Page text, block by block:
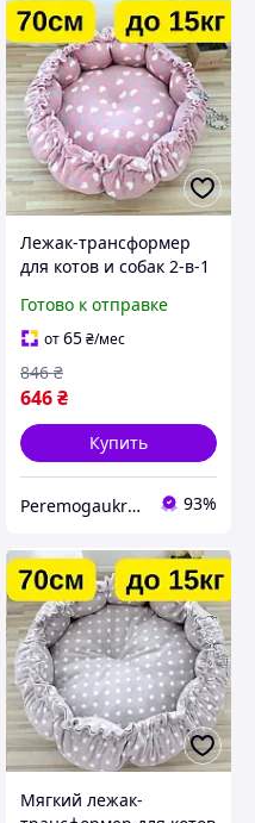
Лежак-трансформер
для котов и собак 2-в-1
домик-коврик
KT8004683
Готово к отправке
от65₴/мес
646₴
846 ₴
Купить
Peremogaukraine.com Милитарные товары и снаряжение 93%
Мягкий лежак-